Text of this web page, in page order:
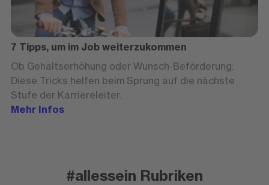
7 Tipps, um im Job weiterzukommen
Ob Gehaltserhöhung oder Wunsch-Beförderung:
Diese Tricks helfen beim Sprung auf die nächste
Stufe der Karriereleiter.
Mehr Infos
#allessein Rubriken